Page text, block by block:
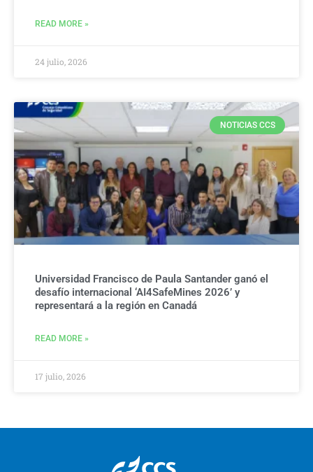
READ MORE »
24 julio, 2026
NOTICIAS CCS
Universidad Francisco de Paula Santander ganó el
desafío internacional ‘AI4SafeMines 2026’ y
representará a la región en Canadá
READ MORE »
17 julio, 2026